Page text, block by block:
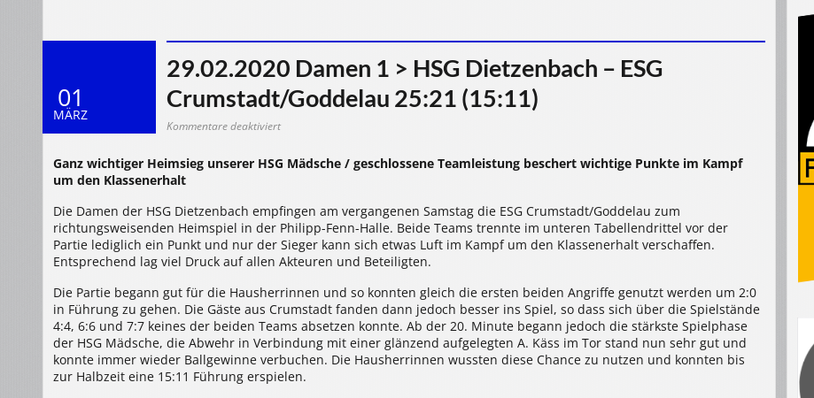
01
MÄRZ
29.02.2020 Damen 1 > HSG Dietzenbach – ESG
Crumstadt/Goddelau 25:21 (15:11)
Kommentare deaktiviertfür
>
Crumstadt/Goddelau
25:21
(15:11)
Ganz wichtiger Heimsieg unserer HSG Mädsche / geschlossene Teamleistung beschert wichtige Punkte im Kampf
um den Klassenerhalt
Die Damen der HSG Dietzenbach empfingen am vergangenen Samstag die ESG Crumstadt/Goddelau zum
richtungsweisenden Heimspiel in der Philipp-Fenn-Halle. Beide Teams trennte im unteren Tabellendrittel vor der
Partie lediglich ein Punkt und nur der Sieger kann sich etwas Luft im Kampf um den Klassenerhalt verschaffen.
Entsprechend lag viel Druck auf allen Akteuren und Beteiligten.
Die Partie begann gut für die Hausherrinnen und so konnten gleich die ersten beiden Angriffe genutzt werden um 2:0
in Führung zu gehen. Die Gäste aus Crumstadt fanden dann jedoch besser ins Spiel, so dass sich über die Spielstände
4:4, 6:6 und 7:7 keines der beiden Teams absetzen konnte. Ab der 20. Minute begann jedoch die stärkste Spielphase
der HSG Mädsche, die Abwehr in Verbindung mit einer glänzend aufgelegten A. Käss im Tor stand nun sehr gut und
konnte immer wieder Ballgewinne verbuchen. Die Hausherrinnen wussten diese Chance zu nutzen und konnten bis
zur Halbzeit eine 15:11 Führung erspielen.